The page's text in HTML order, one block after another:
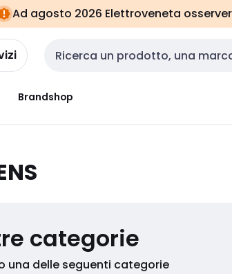
Ad agosto 2026 Elettroveneta
Cerca input
Brandshop
categorie
una delle seguenti categorie